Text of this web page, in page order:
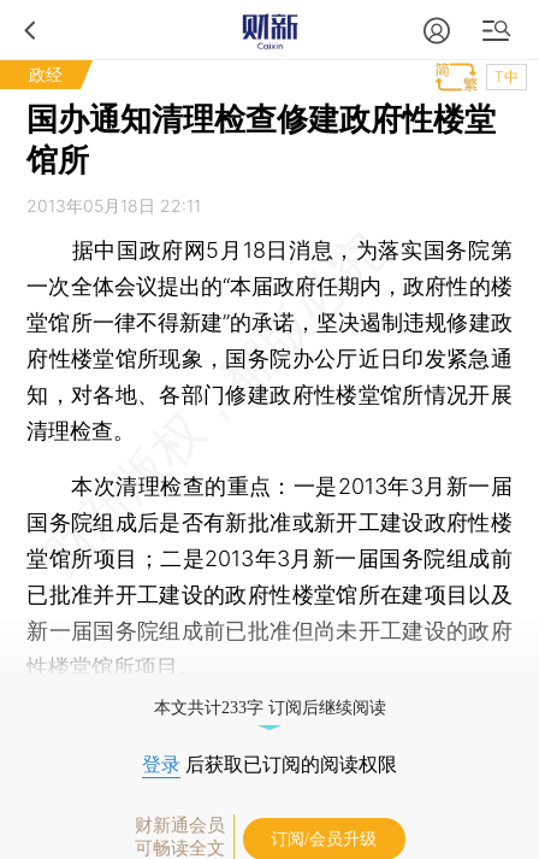
政经 T中
国办通知清理检查修建政府性楼堂
馆所
2013年05月18日 22:11
据中国政府网5月18日消息，为落实国务院第
一次全体会议提出的“本届政府任期内，政府性的楼
堂馆所一律不得新建”的承诺，坚决遏制违规修建政
府性楼堂馆所现象，国务院办公厅近日印发紧急通
知，对各地、各部门修建政府性楼堂馆所情况开展
清理检查。
本次清理检查的重点：一是2013年3月新一届
国务院组成后是否有新批准或新开工建设政府性楼
堂馆所项目；二是2013年3月新一届国务院组成前
已批准并开工建设的政府性楼堂馆所在建项目以及
新一届国务院组成前已批准但尚未开工建设的政府
性楼堂馆所项目。
本文共计233字 订阅后继续阅读
登录 后获取已订阅的阅读权限
财新通会员
可畅读全文
订阅/会员升级